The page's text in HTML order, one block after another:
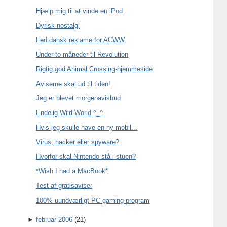
Hjælp mig til at vinde en iPod
Dyrisk nostalgi
Fed dansk reklame for ACWW
Under to måneder til Revolution
Rigtig god Animal Crossing-hjemmeside
Aviserne skal ud til tiden!
Jeg er blevet morgenavisbud
Endelig Wild World ^_^
Hvis jeg skulle have en ny mobil...
Virus, hacker eller spyware?
Hvorfor skal Nintendo stå i stuen?
*Wish I had a MacBook*
Test af gratisaviser
100% uundværligt PC-gaming program
►februar 2006 (21)